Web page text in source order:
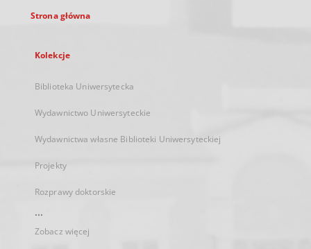
Strona główna
Kolekcje
Biblioteka Uniwersytecka
Wydawnictwo Uniwersyteckie
Wydawnictwa własne Biblioteki Uniwersyteckiej
Projekty
Rozprawy doktorskie
...
Zobacz więcej